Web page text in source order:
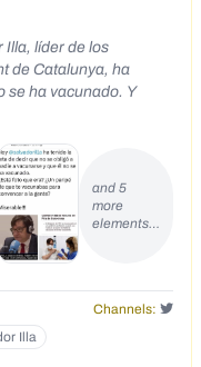
Illa, líder de los
de Catalunya, ha
se ha vacunado. Y
and 5
more
elements…
Channels:
Illa